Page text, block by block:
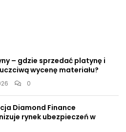
– gdzie sprzedać platynę i
wycenę materiału?
0
Diamond Finance
rynek ubezpieczeń w